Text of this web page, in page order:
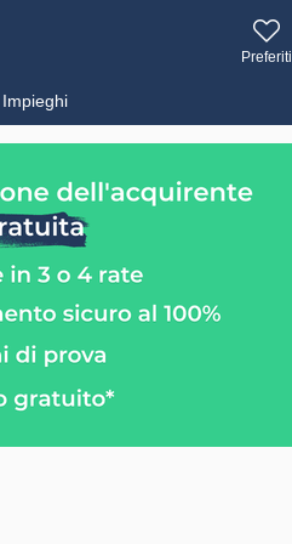
Preferiti